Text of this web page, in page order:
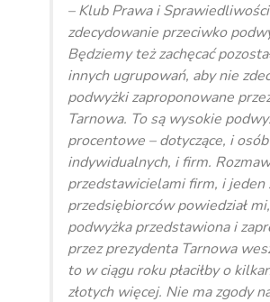
– Klub Prawa i
zdecydowanie przeciwko
Będziemy też zachęcać
innych ugrupowań, aby nie
podwyżki zaproponowane
Tarnowa. To są wysokie
procentowe – dotyczące, i osób
indywidualnych, i firm.
przedstawicielami firm, i jeden
przedsiębiorców powiedział
podwyżka przedstawiona i
przez prezydenta Tarnowa
to w ciągu roku płaciłby o
złotych więcej. Nie ma zgody